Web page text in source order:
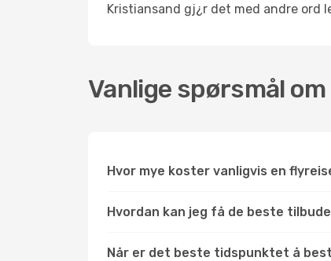
Kristiansand gj¿r det med andre ord
Vanlige spørsmål
Hvor mye koster vanligvis en
Hvordan kan jeg få de beste
Når er det beste tidspunktet å